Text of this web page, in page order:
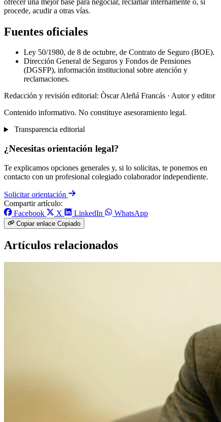
procede, acudir a otras vías.
Fuentes oficiales
Ley 50/1980, de 8 de octubre, de Contrato de Seguro (BOE).
Dirección General de Seguros y Fondos de Pensiones
(DGSFP), información institucional sobre atención y
reclamaciones.
Redacción y revisión editorial: Òscar Aleñá Francás · Autor y editor
Contenido informativo. No constituye asesoramiento legal.
Transparencia editorial
¿Necesitas orientación legal?
Te explicamos opciones generales y, si lo solicitas, te ponemos en
contacto con un profesional colegiado colaborador independiente.
Solicitar orientación
Compartir artículo:
Facebook
X LinkedIn WhatsApp
Copiar enlace Copiado
Artículos relacionados